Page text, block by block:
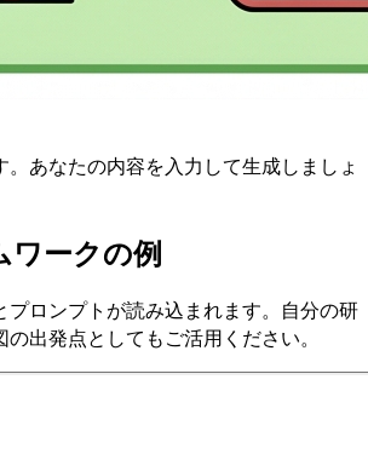
。あなたの内容を入力して生成しましょ
ワークの例
プロンプトが読み込まれます。自分の研
出発点としてもご活用ください。